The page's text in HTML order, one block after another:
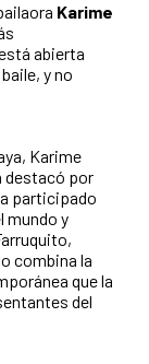
Karime
abierta
y no
Karime
destacó por
participado
mundo y
combina la
que la
del